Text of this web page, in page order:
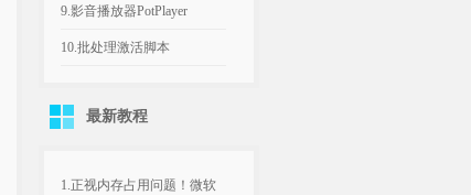
AIO v3.12 KMS激活脚本
9.影音播放器PotPlayer
v1.7.23021.0 去广告版
10.批处理激活脚本
文版最新教程
1.正视内存占用问题！微软